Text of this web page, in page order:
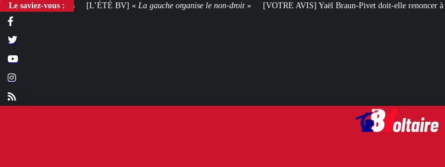
Le saviez-vous :
BV] «La gauche organise le non-droit » [VOTRE AVIS] Yaël Braun-Pivet doit-elle renoncer à son projet architectural ?